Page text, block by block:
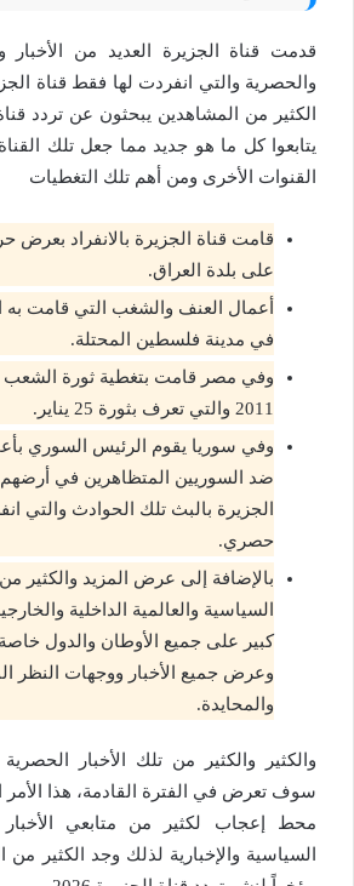
قدمت قناة الجزيرة العديد من الأخبار
والحصرية والتي انفردت لها فقط قناة
يتابعوا كل ما هو جديد مما جعل تلك
القنوات الأخرى ومن أهم تلك التغطيات
قامت قناة الجزيرة بالانفراد بعرض
على بلدة العراق.
أعمال العنف والشغب التي قامت به
في مدينة فلسطين المحتلة.
وفي مصر قامت بتغطية ثورة
2011 والتي تعرف بثورة 25 يناير.
وفي سوريا يقوم الرئيس السوري
ضد السوريين المتظاهرين في
الجزيرة بالبث تلك الحوادث والتي
حصري.
بالإضافة إلى عرض المزيد والكثير من
السياسية والعالمية الداخلية
كبير على جميع الأوطان والدول
وعرض جميع الأخبار ووجهات النظر
والمحايدة.
والكثير والكثير من تلك الأخبار
سوف تعرض في الفترة القادمة، هذا الأمر
محط إعجاب لكثير من متابعي
السياسية والإخبارية لذلك وجد الكثير من